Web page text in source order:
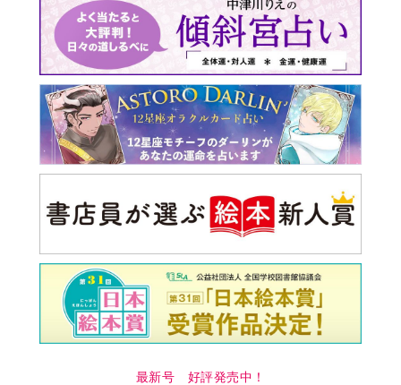
最新号 好評発売中！